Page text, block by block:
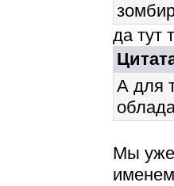
да тут
А для
Мы уже